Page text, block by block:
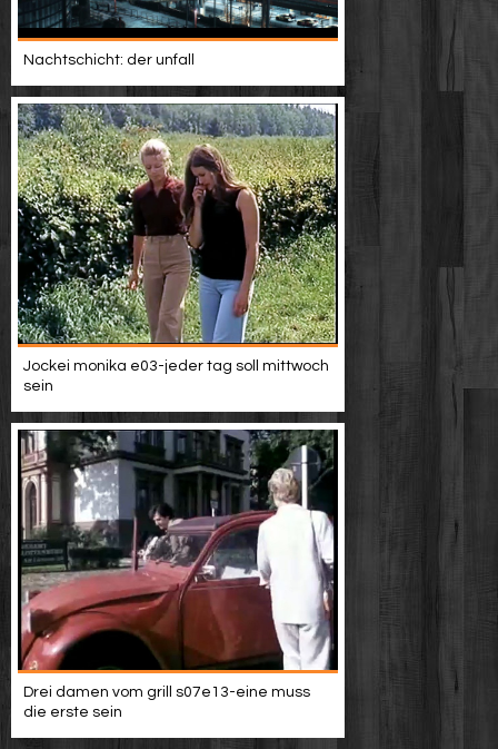
Nachtschicht: der unfall
Jockei monika e03-jeder tag soll mittwoch
sein
Drei damen vom grill s07e13-eine muss
die erste sein